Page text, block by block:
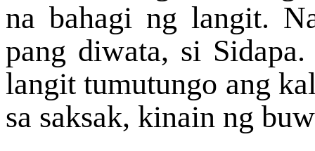
na bahagi ng langit.
pang diwata, si
langit tumutungo ang
sa saksak, kinain ng